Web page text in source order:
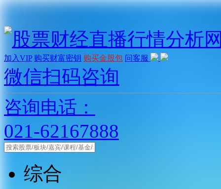
加入VIP 购买财富密钥 购买金股包 问客服
微信扫码咨询
咨询电话：
021-62167888
综合